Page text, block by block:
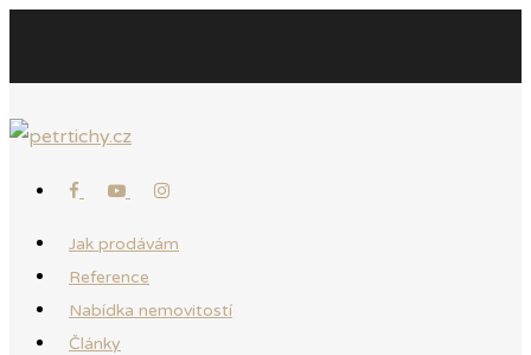
Jak prodávám
Reference
Nabídka nemovitostí
Články